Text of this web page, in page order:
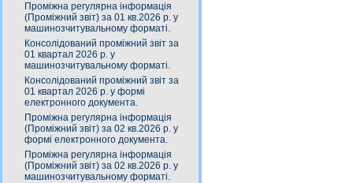
Проміжна регулярна інформація
(Проміжний звіт) за 01 кв.2026 р. у
машинозчитувальному форматі.
Консолідований проміжний звіт за
01 квартал 2026 р. у
машинозчитувальному форматі.
Консолідований проміжний звіт за
01 квартал 2026 р. у формі
електронного документа.
Проміжна регулярна інформація
(Проміжний звіт) за 02 кв.2026 р. у
формі електронного документа.
Проміжна регулярна інформація
(Проміжний звіт) за 02 кв.2026 р. у
машинозчитувальному форматі.